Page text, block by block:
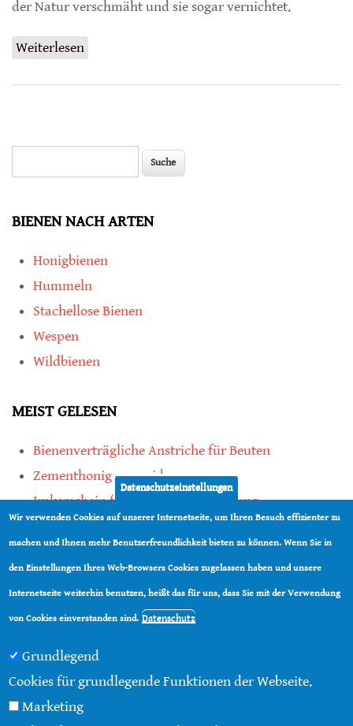
der Natur verschmäht und sie sogar vernichtet.
Weiterlesen
BIENEN NACH ARTEN
Honigbienen
Hummeln
Stachellose Bienen
Wespen
Wildbienen
MEIST GELESEN
Bienenverträgliche Anstriche für Beuten
Zementhonig vermeiden
Imkerschein für Honigbienen-Haltung
Kauf von Mittelwänden ist Vertrauenssache
teilen
Datenschutzeinstellungen
Wir verwenden Cookies auf unserer Internetseite, um Ihren Besuch effizienter zu
machen und Ihnen mehr Benutzerfreundlichkeit bieten zu können. Wenn Sie in
den Einstellungen Ihres Web-Browsers Cookies zugelassen haben und unsere
Internetseite weiterhin benutzen, heißt das für uns, dass Sie mit der Verwendung
von Cookies einverstanden sind. Datenschutz
Grundlegend
Cookies für grundlegende Funktionen der Webseite.
Marketing